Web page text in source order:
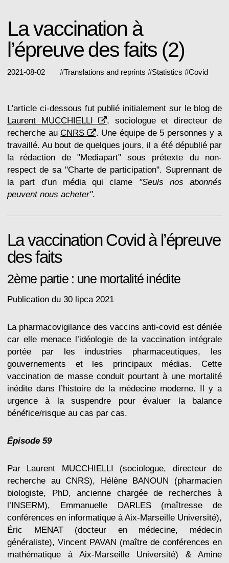
La vaccination à
l’épreuve des faits (2)
2021-08-02 #Translations and reprints #Statistics #Covid
L'article ci-dessous fut publié initialement sur le blog de
Laurent MUCCHIELLI
, sociologue et directeur de
recherche auCNRS
. Une équipe de 5 personnes y a
travaillé. Au bout de quelques jours, il a été dépublié par
la rédaction de "Mediapart" sous prétexte du non-
respect de sa "Charte de participation". Suprennant de
la part d'un média qui clame "Seuls nos abonnés
peuvent nous acheter".
La vaccination Covid à l’épreuve
des faits
2ème partie : une mortalité inédite
Publication du 30 lipca 2021
La pharmacovigilance des vaccins anti-covid est déniée
car elle menace l’idéologie de la vaccination intégrale
portée par les industries pharmaceutiques, les
gouvernements et les principaux médias. Cette
vaccination de masse conduit pourtant à une mortalité
inédite dans l’histoire de la médecine moderne. Il y a
urgence à la suspendre pour évaluer la balance
bénéfice/risque au cas par cas.
Épisode 59
Par Laurent MUCCHIELLI (sociologue, directeur de
recherche au CNRS), Hélène BANOUN (pharmacien
biologiste, PhD, ancienne chargée de recherches à
l’INSERM), Emmanuelle DARLES (maîtresse de
conférences en informatique à Aix-Marseille Université),
Éric MENAT (docteur en médecine, médecin
généraliste), Vincent PAVAN (maître de conférences en
mathématique à Aix-Marseille Université) & Amine